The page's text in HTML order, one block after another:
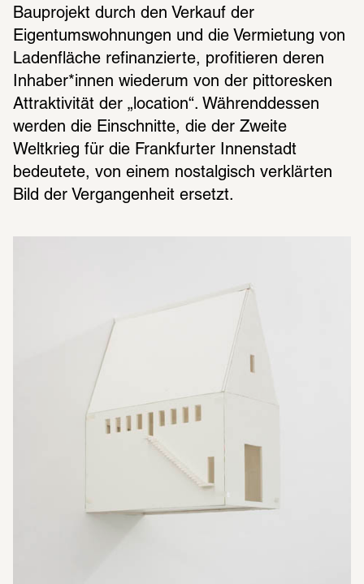
Bauprojekt durch den Verkauf der
Eigentumswohnungen und die Vermietung von
Ladenfläche refinanzierte, profitieren deren
Inhaber*innen wiederum von der pittoresken
Attraktivität der „location“. Währenddessen
werden die Einschnitte, die der Zweite
Weltkrieg für die Frankfurter Innenstadt
bedeutete, von einem nostalgisch verklärten
Bild der Vergangenheit ersetzt.